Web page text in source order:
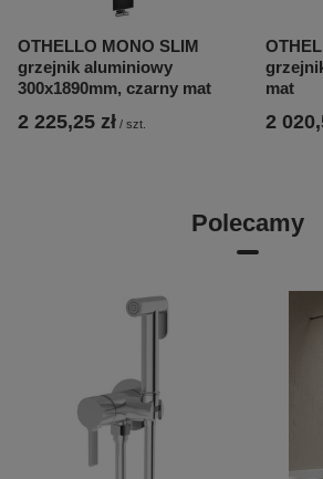
OTHELLO MONO SLIM
grzejnik aluminiowy
300x1890mm, czarny mat
2 225,25 zł / szt.
mat
2
Polecamy